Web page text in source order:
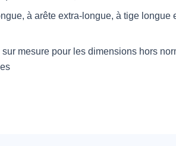
à arête extra-longue, à tige longue
mesure pour les dimensions hors